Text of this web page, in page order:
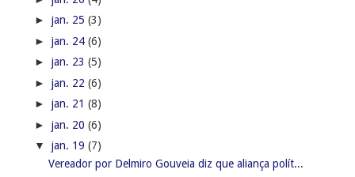
► jan. 25 (3)
► jan. 24 (6)
► jan. 23 (5)
► jan. 22 (6)
► jan. 21 (8)
► jan. 20 (6)
▼ jan. 19 (7)
Vereador por Delmiro Gouveia diz que aliança polít...